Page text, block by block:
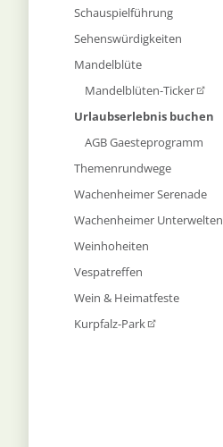
Schauspielführung
Sehenswürdigkeiten
Mandelblüte
Mandelblüten-Ticker
Urlaubserlebnis buchen
AGB Gaesteprogramm
Themenrundwege
Wachenheimer Serenade
Wachenheimer Unterwelten
Weinhoheiten
Vespatreffen
Wein & Heimatfeste
Kurpfalz-Park